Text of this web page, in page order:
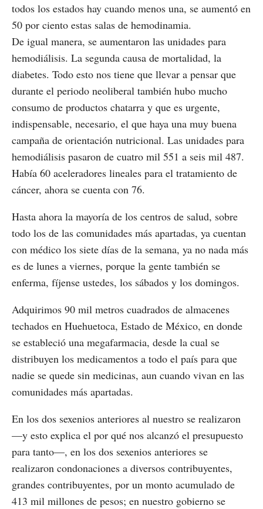
todos los estados hay cuando menos una, se aumentó en
50 por ciento estas salas de hemodinamia.
De igual manera, se aumentaron las unidades para
hemodiálisis. La segunda causa de mortalidad, la
diabetes. Todo esto nos tiene que llevar a pensar que
durante el periodo neoliberal también hubo mucho
consumo de productos chatarra y que es urgente,
indispensable, necesario, el que haya una muy buena
campaña de orientación nutricional. Las unidades para
hemodiálisis pasaron de cuatro mil 551 a seis mil 487.
Había 60 aceleradores lineales para el tratamiento de
cáncer, ahora se cuenta con 76.
Hasta ahora la mayoría de los centros de salud, sobre
todo los de las comunidades más apartadas, ya cuentan
con médico los siete días de la semana, ya no nada más
es de lunes a viernes, porque la gente también se
enferma, fíjense ustedes, los sábados y los domingos.
Adquirimos 90 mil metros cuadrados de almacenes
techados en Huehuetoca, Estado de México, en donde
se estableció una megafarmacia, desde la cual se
distribuyen los medicamentos a todo el país para que
nadie se quede sin medicinas, aun cuando vivan en las
comunidades más apartadas.
En los dos sexenios anteriores al nuestro se realizaron
—y esto explica el por qué nos alcanzó el presupuesto
para tanto—, en los dos sexenios anteriores se
realizaron condonaciones a diversos contribuyentes,
grandes contribuyentes, por un monto acumulado de
413 mil millones de pesos; en nuestro gobierno se